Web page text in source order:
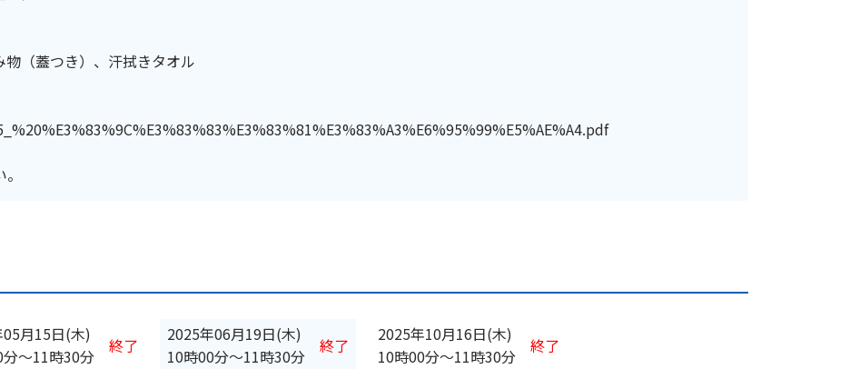
（蓋つき）、汗拭きタオル
月15日(木)
〜11時30分
終了
2025年06月19日(木)
10時00分〜11時30分
終了
2025年10月16日(木)
10時00分〜11時30分
終了